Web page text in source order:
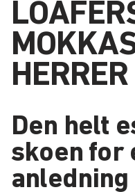
HERRER
Den helt
skoen for
anledning